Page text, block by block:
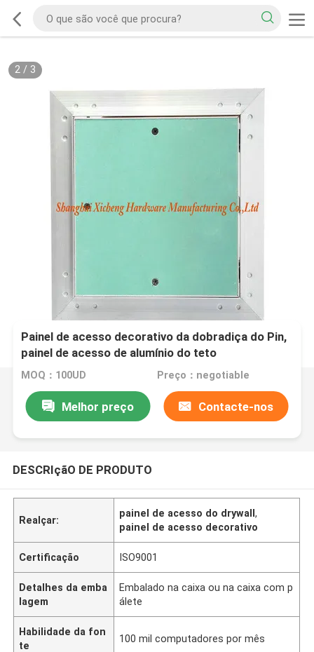
2/ 3
Painel de acesso decorativo da dobradiça do Pin,
painel de acesso de alumínio do teto
MOQ：100UD Preço：negotiable
Melhor preço Contacte-nos
DESCRIçãO DE PRODUTO
Realçar:
painel de acesso do drywall,
painel de acesso decorativo
Certificação ISO9001
Detalhes da emba
lagem
Embalado na caixa ou na caixa com p
álete
Habilidade da fon
te
100 mil computadores por mês